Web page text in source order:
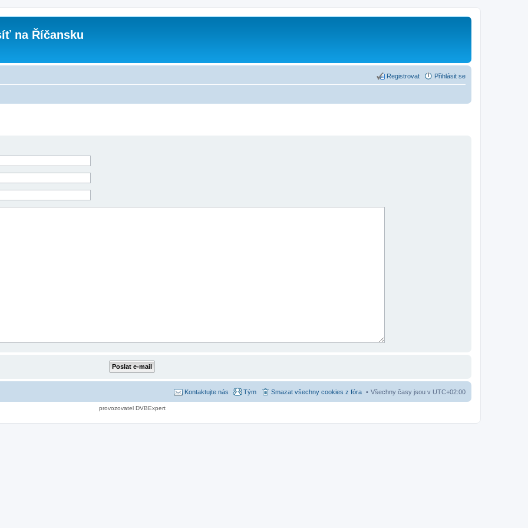
na Říčansku
Přihlásit se
Registrovat
Všechny časy jsou v UTC+02:00
Smazat všechny cookies z fóra
Tým
Kontaktujte nás
provozovatel DVBExpert